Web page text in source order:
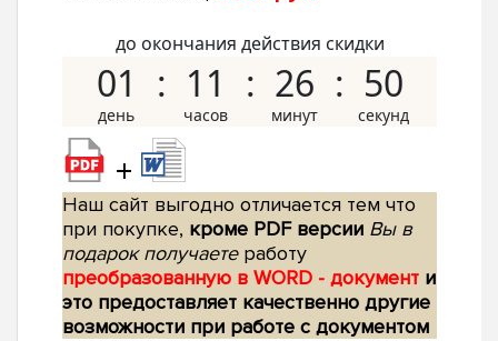
до окончания действия скидки
01 11 26 49
+
Наш сайт выгодно отличается тем что
при покупке, кроме PDF версии Вы в
подарок получаетеработу
преобразованную в WORD - документ и
это предоставляет качественно другие
возможности при работе с документом